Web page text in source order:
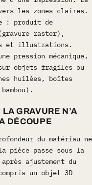
les zones claires.
: produit de
raster),
et illustrations.
pression mécanique,
objets fragiles ou
huilées, boîtes
GRAVURE N’A
DÉCOUPE
du matériau ne
pièce passe sous la
ajustement du
un objet 3D